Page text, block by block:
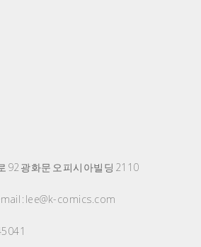
92 광화문 오피시아빌딩 2110
: lee@k-comics.com